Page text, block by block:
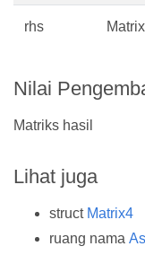
rhs
Nilai
Matriks hasil
Lihat juga
struct Matrix4
ruang nama